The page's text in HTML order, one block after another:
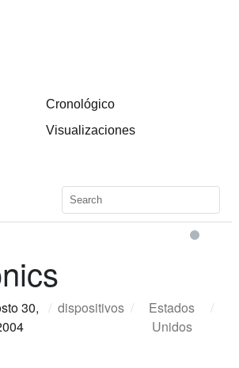
Cronológico
Visualizaciones
30, / dispositivos /
Estados
Unidos
/